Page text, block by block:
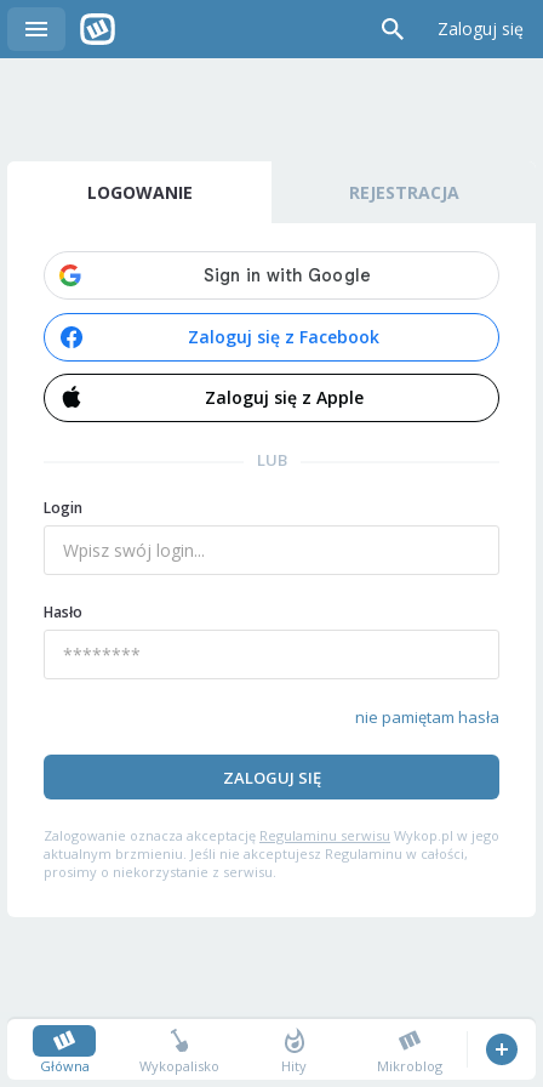
Zaloguj się
LOGOWANIE REJESTRACJA
Zaloguj się z Facebook
Zaloguj się z Apple
LUB
Login
Hasło
nie pamiętam hasła
ZALOGUJ SIĘ
Zalogowanie oznacza akceptację Regulaminu serwisu Wykop.pl w jego
aktualnym brzmieniu. Jeśli nie akceptujesz Regulaminu w całości,
prosimy o niekorzystanie z serwisu.
Główna Wykopalisko Hity Mikroblog